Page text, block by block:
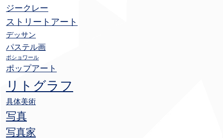
ジークレー
ストリートアート
デッサン
パステル画
ポショワール
ポップアート
リトグラフ
具体美術
写真
写真家